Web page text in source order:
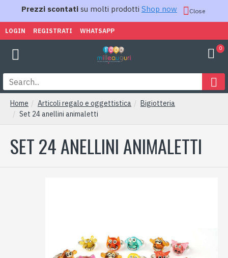
Prezzi scontati su molti prodotti Shop now Close
LOGIN REGISTRATI WHATSAPP
0
Home Articoli regalo e oggettistica
Bigiotteria
Set 24 anellini animaletti
SET 24 ANELLINI ANIMALETTI